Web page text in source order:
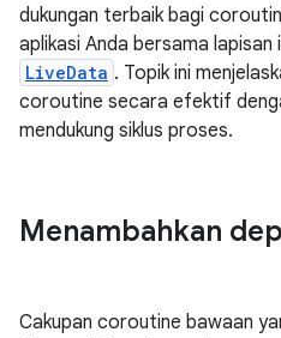
dukungan terbaik bagi
aplikasi Anda bersama
LiveData . Topik ini
coroutine secara efektif
mendukung siklus proses.
Menambahkan
Cakupan coroutine bawaan